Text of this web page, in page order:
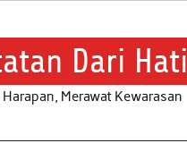
Dari Hati
Merawat Kewarasan